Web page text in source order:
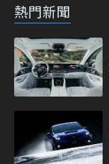
熱門新聞